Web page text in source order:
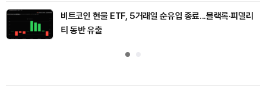
비트코인 현물 ETF, 5거래일 순유입 종료...블랙록·피델리
티 동반 유출